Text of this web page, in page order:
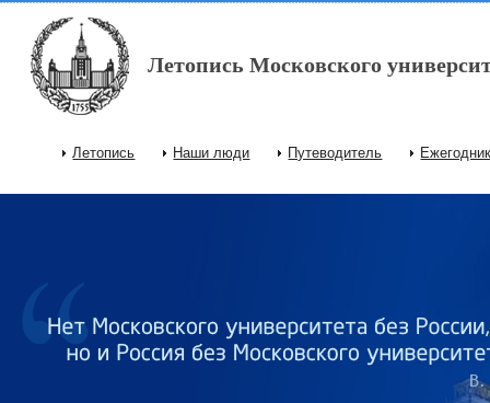
Перейти к основному содержанию
Летопись Московского
Главное меню
Летопись Наши люди Путеводитель